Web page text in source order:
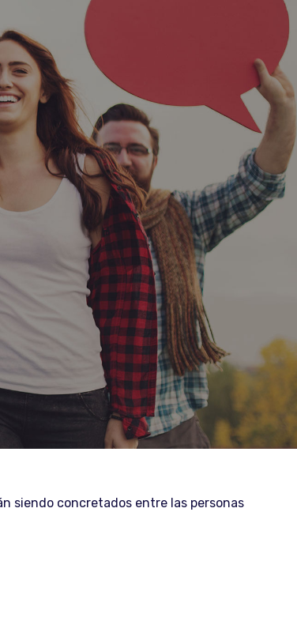
siendo concretados entre las personas